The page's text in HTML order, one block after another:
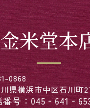
金米堂本
0868
県横浜市中区石川町
番号：